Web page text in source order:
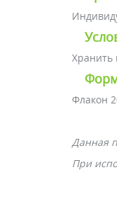
Хранить
Флакон
Данная
При